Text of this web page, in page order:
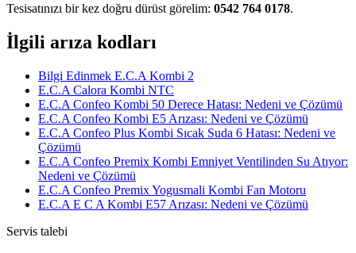
Tesisatınızı bir kez doğru dürüst görelim: 0542 764 0178.
İlgili arıza kodları
Bilgi Edinmek E.C.A Kombi 2
E.C.A Calora Kombi NTC
E.C.A Confeo Kombi 50 Derece Hatası: Nedeni ve Çözümü
E.C.A Confeo Kombi E5 Arızası: Nedeni ve Çözümü
E.C.A Confeo Plus Kombi Sıcak Suda 6 Hatası: Nedeni ve
Çözümü
E.C.A Confeo Premix Kombi Emniyet Ventilinden Su Atıyor:
Nedeni ve Çözümü
E.C.A Confeo Premix Yogusmali Kombi Fan Motoru
E.C.A E C A Kombi E57 Arızası: Nedeni ve Çözümü
Servis talebi